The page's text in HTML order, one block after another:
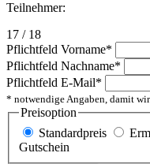
Teilnehmer:
17 / 18
Pflichtfeld Vorname*
Pflichtfeld Nachname*
Pflichtfeld E-Mail*
* notwendige Angaben, damit
Preisoption
Standardpreis
Gutschein